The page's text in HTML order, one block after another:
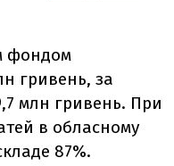
фондом
гривень, за
млн гривень. При
в обласному
87%.